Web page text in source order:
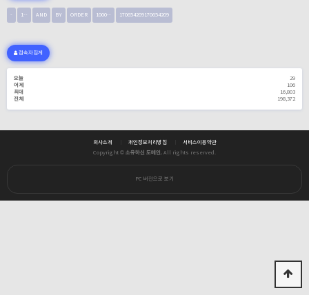
- 1-- AND BY ORDER 1000-- 170654209170654209
접속자집계
오늘
29
어제
106
최대
16,803
전체
198,372
회사소개 개인정보처리방침
서비스이용약관
Copyright © 소유하신 도메인. All rights reserved.
PC 버전으로 보기